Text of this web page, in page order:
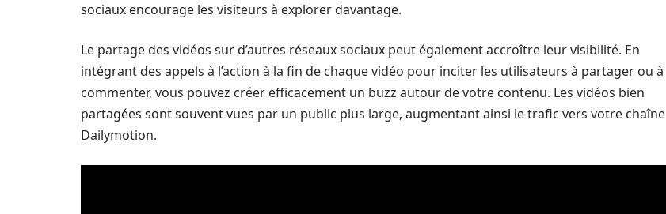
sociaux encourage les visiteurs à explorer davantage.
Le partage des vidéos sur d’autres réseaux sociaux peut également accroître leur visibilité. En
intégrant des appels à l’action à la fin de chaque vidéo pour inciter les utilisateurs à partager ou à
commenter, vous pouvez créer efficacement un buzz autour de votre contenu. Les vidéos bien
partagées sont souvent vues par un public plus large, augmentant ainsi le trafic vers votre chaîne
Dailymotion.